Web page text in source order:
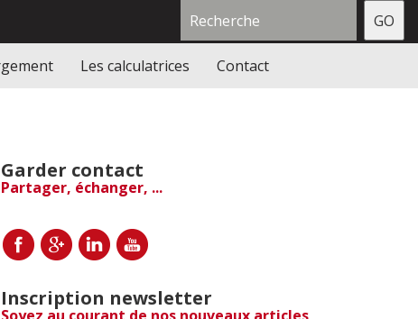
Les calculatrices Contact
Garder contact
Partager, échanger, ...
Inscription newsletter